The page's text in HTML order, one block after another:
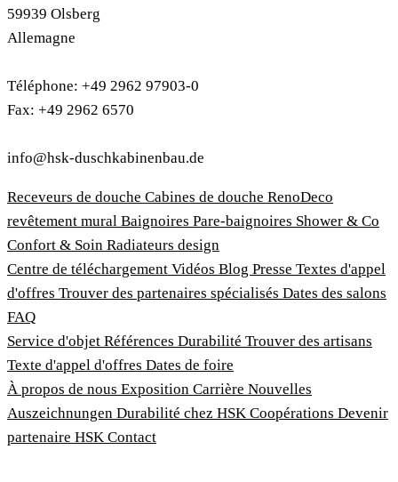
59939 Olsberg
Allemagne
Téléphone: +49 2962 97903-0
Fax: +49 2962 6570
info@hsk-duschkabinenbau.de
Receveurs de douche Cabines de douche RenoDeco
revêtement mural Baignoires Pare-baignoires Shower & Co
Confort & Soin Radiateurs design
Centre de téléchargement Vidéos Blog Presse Textes d'appel
d'offres Trouver des partenaires spécialisés Dates des salons
FAQ
Service d'objet Références Durabilité Trouver des artisans
Texte d'appel d'offres Dates de foire
À propos de nous Exposition Carrière Nouvelles
Auszeichnungen Durabilité chez HSK Coopérations Devenir
partenaire HSK Contact